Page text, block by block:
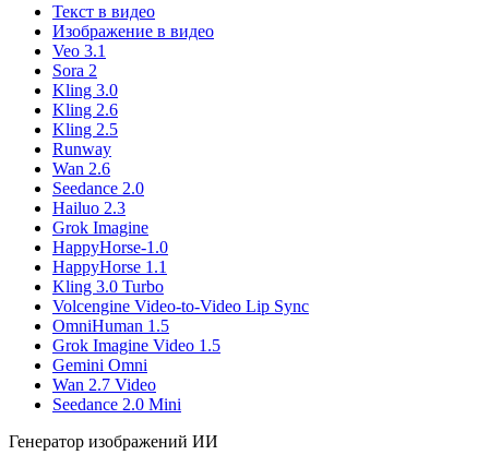
Текст в видео
Изображение в видео
Veo 3.1
Sora 2
Kling 3.0
Kling 2.6
Kling 2.5
Runway
Wan 2.6
Seedance 2.0
Hailuo 2.3
Grok Imagine
HappyHorse-1.0
HappyHorse 1.1
Kling 3.0 Turbo
Volcengine Video-to-Video Lip Sync
OmniHuman 1.5
Grok Imagine Video 1.5
Gemini Omni
Wan 2.7 Video
Seedance 2.0 Mini
Генератор изображений ИИ